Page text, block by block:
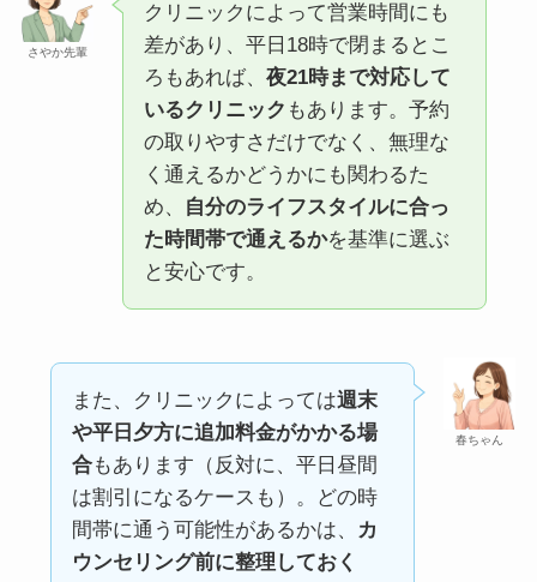
さやか先輩
クリニックによって営業時間にも
差があり、平日18時で閉まるとこ
ろもあれば、 夜21時まで対応して
いるクリニック もあります。予約
の取りやすさだけでなく、無理な
く通えるかどうかにも関わるた
め、
自分のライフスタイルに合っ
た時間帯で通えるかを基準に選ぶ
と安心です。
春ちゃん
また、クリニックによっては週末
や平日夕方に追加料金がかかる場
合もあります（反対に、平日昼間
は割引になるケースも）。どの時
間帯に通う可能性があるかは、
カ
ウンセリング前に整理しておく